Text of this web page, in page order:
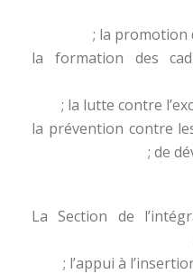
– la formation des
– la prévention contre
de
* La Section de